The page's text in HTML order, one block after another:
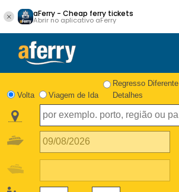
aFerry - Cheap ferry tickets
Abrir no aplicativo aFerry
Volta Viagem de Ida
Regresso Diferente
Detalhes